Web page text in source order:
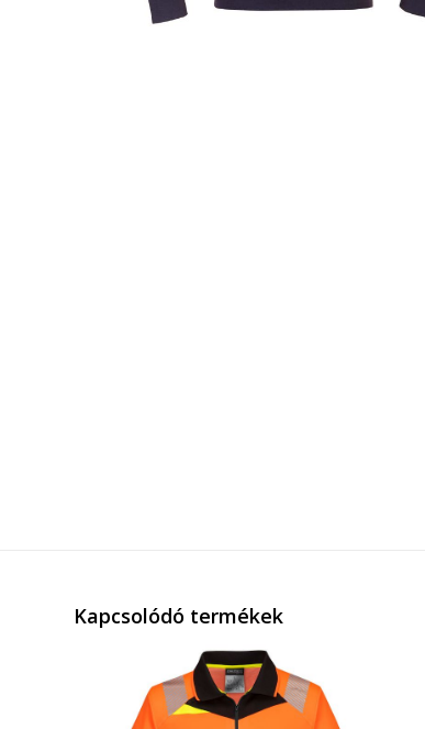
Kapcsolódó termékek